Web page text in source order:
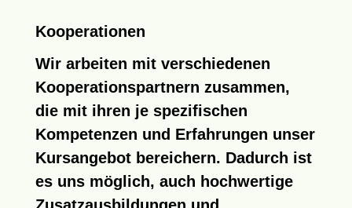
Kooperationen
Wir arbeiten mit verschiedenen
Kooperationspartnern zusammen,
die mit ihren je spezifischen
Kompetenzen und Erfahrungen unser
Kursangebot bereichern. Dadurch ist
es uns möglich, auch hochwertige